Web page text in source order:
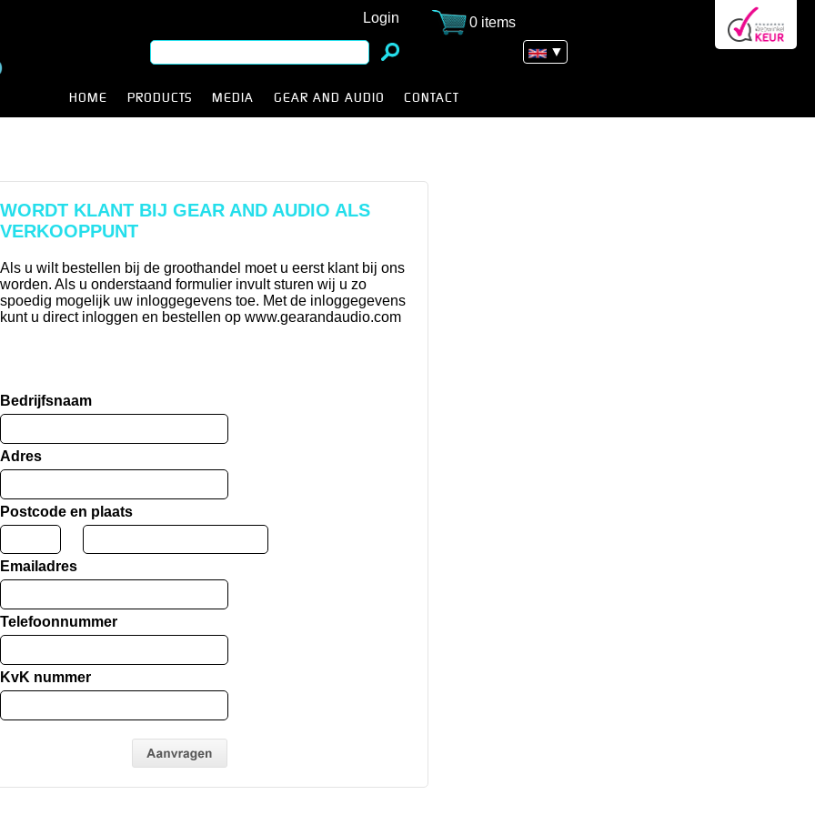
Login 0 items
HOME PRODUCTS MEDIA GEAR AND AUDIO CONTACT
▼
WORDT KLANT BIJ GEAR AND AUDIO ALS
VERKOOPPUNT
Als u wilt bestellen bij de groothandel moet u eerst klant bij ons
worden. Als u onderstaand formulier invult sturen wij u zo
spoedig mogelijk uw inloggegevens toe. Met de inloggegevens
kunt u direct inloggen en bestellen op www.gearandaudio.com
Bedrijfsnaam
Adres
Postcode en plaats
Emailadres
Telefoonnummer
KvK nummer